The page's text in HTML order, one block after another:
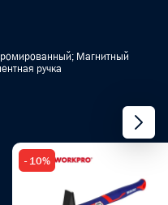
Магнитный
ручка
- 10%